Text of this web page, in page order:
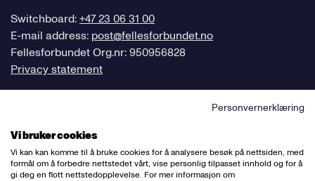
Switchboard:+47 23 06 31 00
E-mail address: post@fellesforbundet.no
Fellesforbundet Org.nr: 950956828
Privacy statement
Mailing address
Fellesforbundet
Personvernerklæring
Vi bruker cookies
Vi kan kan komme til å bruke cookies for å analysere besøk på nettsiden, med
formål om å forbedre nettstedet vårt, vise personlig tilpasset innhold og for å
gi deg en flott nettstedopplevelse. For mer informasjon om